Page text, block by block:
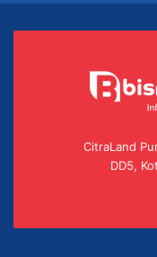
CitraLand
DD5,